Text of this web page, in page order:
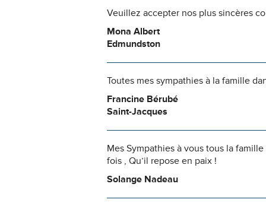
Veuillez accepter nos plus sincères
Mona Albert
Edmundston
Toutes mes sympathies à la famille
Francine Bérubé
Saint-Jacques
Mes Sympathies à vous tous la
fois , Qu’il repose en paix !
Solange Nadeau